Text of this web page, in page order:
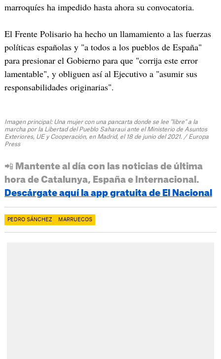
marroquíes ha impedido hasta ahora su convocatoria.
El Frente Polisario ha hecho un llamamiento a las fuerzas
políticas españolas y "a todos a los pueblos de España"
para presionar el Gobierno para que "corrija este error
lamentable", y obliguen así al Ejecutivo a "asumir sus
responsabilidades originarias".
Imagen principal: Una mujer con una pancarta donde se lee "libre" a la
marcha por la Libertad del Pueblo Saharaui ante el Ministerio de Asuntos
Exteriores, UE y Cooperación, en Madrid, el 18 de junio del 2021. / Europa
Press
📲 Mantente al día con las noticias de última
hora de Catalunya, España e Internacional.
Descárgate aquí la app gratuita de El Nacional
PEDRO SÁNCHEZ MARRUECOS